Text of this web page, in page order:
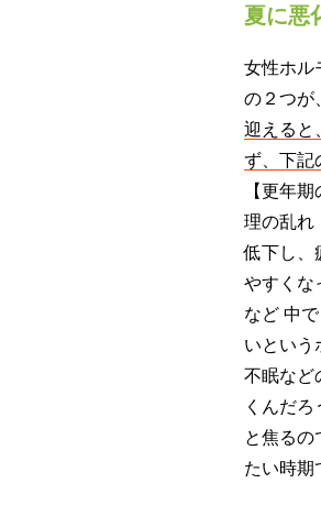
夏に悪
女性ホル
の２つが
迎えると
ず、下記
【更年
理の乱れ
低下し、
やすくな
など 中
いという
不眠など
くんだ
と焦るの
たい時期